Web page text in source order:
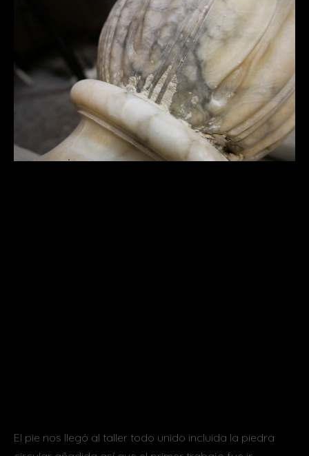
El pie nos llegó al taller todo unido incluida la piedra